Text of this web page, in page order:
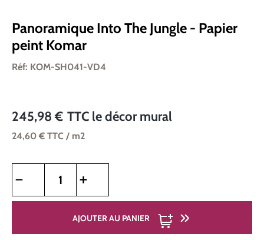
Panoramique Into The Jungle - Papier
peint Komar
Réf: KOM-SH041-VD4
245,98 € TTC le décor mural
24,60 € TTC / m2
AJOUTER AU PANIER